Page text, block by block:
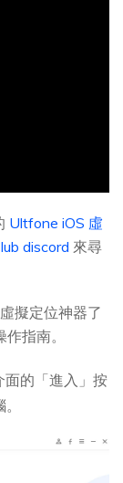
Ultfone iOS 虛
discord 來尋
擬定位神器了
指南。
面的「進入」按